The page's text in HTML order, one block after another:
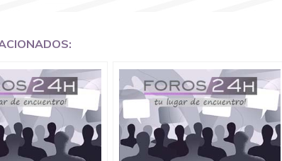
国外大学文凭真制作QQ微信551190476办国外文凭可找工
QQ微信551190476办国外可查文凭QQ微信551190476网上
书查询机构QQ微信551190476 国外资格证书办理QQ微信
海外文凭认证办理QQ微信551190476 圣何塞州立大学（San
”）成立于1857年，简称SJSU，是加州历史悠久的大学之
市San Jose中心，占地154公顷。它是一所位于加利福尼
，全美名列前茅的毕业薪资，浓厚的多元化学术氛围，杰
美50强公立综合性大学，每年有来自世界各地的成百上千